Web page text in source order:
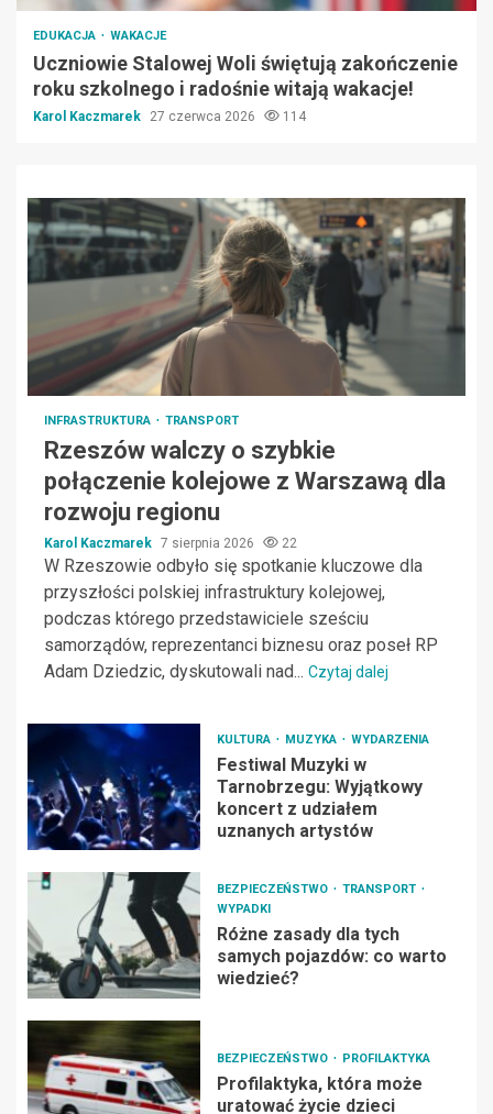
EDUKACJA WAKACJE
Uczniowie Stalowej Woli świętują zakończenie
roku szkolnego i radośnie witają wakacje!
Karol Kaczmarek 27 czerwca 2026 114
INFRASTRUKTURA TRANSPORT
Rzeszów walczy o szybkie
połączenie kolejowe z Warszawą dla
rozwoju regionu
Karol Kaczmarek 7 sierpnia 2026 22
W Rzeszowie odbyło się spotkanie kluczowe dla
przyszłości polskiej infrastruktury kolejowej,
podczas którego przedstawiciele sześciu
samorządów, reprezentanci biznesu oraz poseł RP
Adam Dziedzic, dyskutowali nad... Czytaj dalej
KULTURA MUZYKA WYDARZENIA
Festiwal Muzyki w
Tarnobrzegu: Wyjątkowy
koncert z udziałem
uznanych artystów
BEZPIECZEŃSTWO
TRANSPORT
WYPADKI
Różne zasady dla tych
samych pojazdów: co warto
wiedzieć?
BEZPIECZEŃSTWO PROFILAKTYKA
Profilaktyka, która może
uratować życie dzieci